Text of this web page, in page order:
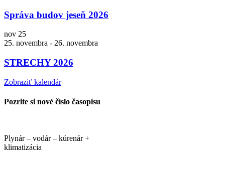
Správa budov jeseň 2026
nov 25
25. novembra - 26. novembra
STRECHY 2026
Zobraziť kalendár
Pozrite si nové číslo časopisu
Plynár – vodár – kúrenár +
klimatizácia